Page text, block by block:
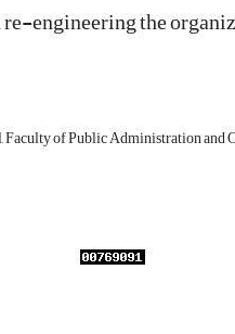
engineering the
of Public Administration